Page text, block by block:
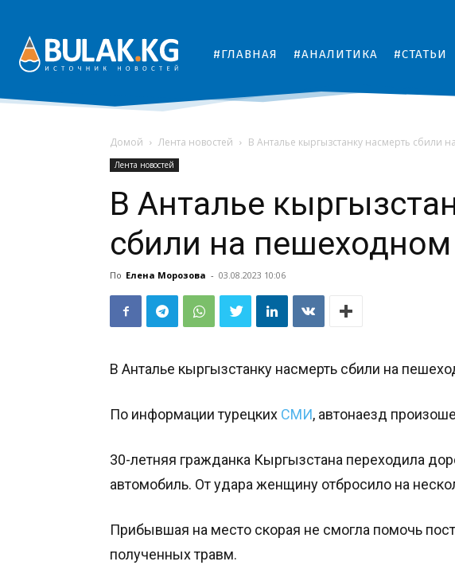
#ГЛАВНАЯ #АНАЛИТИКА #СТАТЬИ
Домой Лента новостей В Анталье кыргызстанку насмерть сбили
Лента новостей
В Анталье
сбили на
По Елена Морозова - 03.08.2023 10:06
В Анталье кыргызстанку насмерть сбили на
По информации турецких СМИ, автонаезд
30-летняя гражданка Кыргызстана переходила
автомобиль. От удара женщину отбросило на
Прибывшая на место скорая не смогла помочь
полученных травм.